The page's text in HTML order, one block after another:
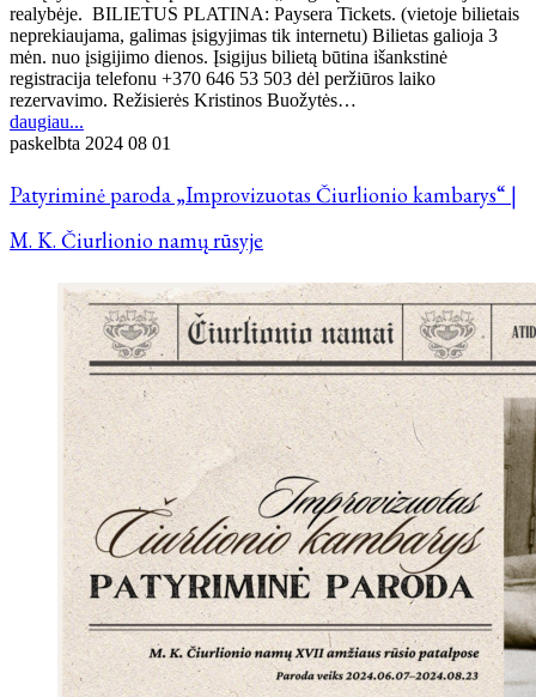
realybėje. BILIETUS PLATINA: Paysera Tickets. (vietoje bilietais
neprekiaujama, galimas įsigyjimas tik internetu) Bilietas galioja 3
mėn. nuo įsigijimo dienos. Įsigijus bilietą būtina išankstinė
registracija telefonu +370 646 53 503 dėl peržiūros laiko
rezervavimo. Režisierės Kristinos Buožytės…
daugiau...
paskelbta 2024 08 01
Patyriminė paroda „Improvizuotas Čiurlionio kambarys“ |
M. K. Čiurlionio namų rūsyje